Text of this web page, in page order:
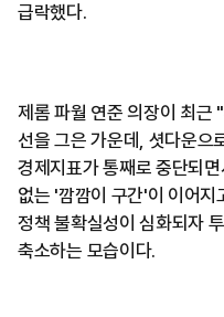
급락했다.
제롬 파월 연준 의장이 최근
선을 그은 가운데, 셧다운으
경제지표가 통째로 중단되
없는 '깜깜이 구간'이 이어지
정책 불확실성이 심화되자
축소하는 모습이다.